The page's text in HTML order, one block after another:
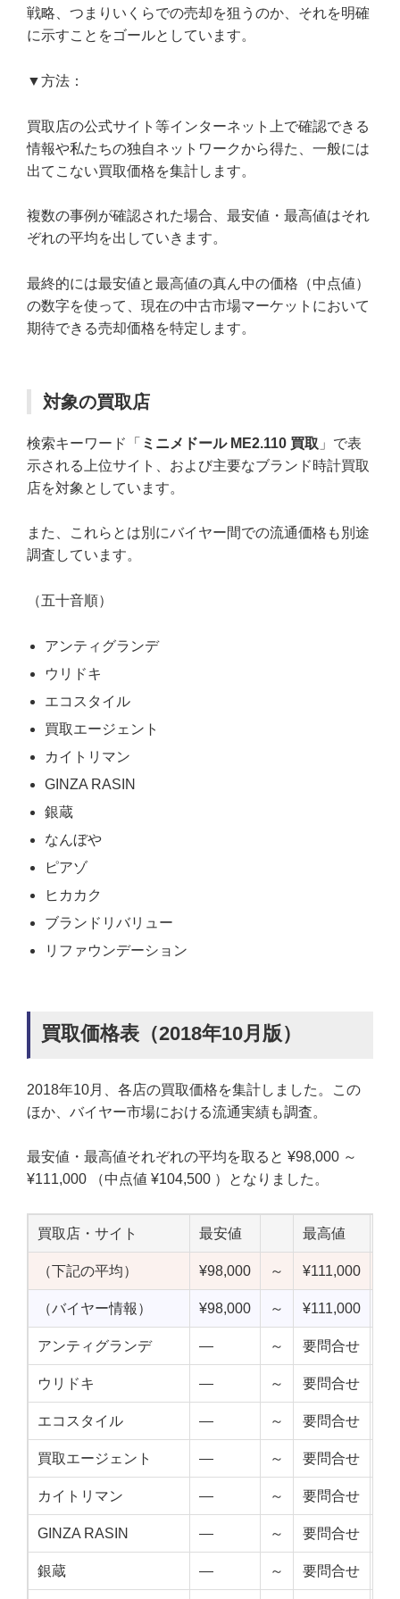
戦略、つまりいくらでの売却を狙うのか、それを明確
に示すことをゴールとしています。
▼方法：
買取店の公式サイト等インターネット上で確認できる
情報や私たちの独自ネットワークから得た、一般には
出てこない買取価格を集計します。
複数の事例が確認された場合、最安値・最高値はそれ
ぞれの平均を出していきます。
最終的には最安値と最高値の真ん中の価格（中点値）
の数字を使って、現在の中古市場マーケットにおいて
期待できる売却価格を特定します。
対象の買取店
検索キーワード「 ミニメドール ME2.110 買取 」で表
示される上位サイト、および主要なブランド時計買取
店を対象としています。
また、これらとは別にバイヤー間での流通価格も別途
調査しています。
（五十音順）
アンティグランデ
ウリドキ
エコスタイル
買取エージェント
カイトリマン
GINZA RASIN
銀蔵
なんぼや
ピアゾ
ヒカカク
ブランドリバリュー
リファウンデーション
買取価格表（2018年10月版）
2018年10月、各店の買取価格を集計しました。この
ほか、バイヤー市場における流通実績も調査。
最安値・最高値それぞれの平均を取ると ¥98,000 ～
¥111,000 （中点値 ¥104,500 ）となりました。
買取店・サイト 最安値 最高値
（下記の平均） ¥98,000 ～ ¥111,000
（バイヤー情報） ¥98,000 ～ ¥111,000
アンティグランデ — ～ 要問合せ
ウリドキ — ～ 要問合せ
エコスタイル — ～ 要問合せ
買取エージェント — ～ 要問合せ
カイトリマン — ～ 要問合せ
GINZA RASIN — ～ 要問合せ
銀蔵 — ～ 要問合せ